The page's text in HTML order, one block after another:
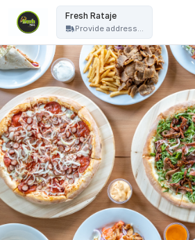
Fresh Rataje
Provide address...